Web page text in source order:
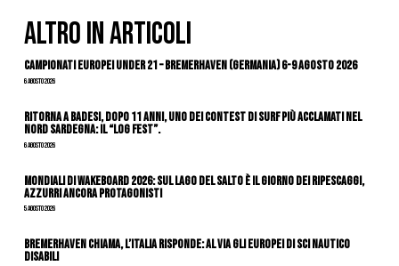
ALTRO IN ARTICOLI
Campionati Europei Under 21 – Bremerhaven (Germania) 6-9 agosto 2026
6 Agosto 2026
Ritorna a Badesi, dopo 11 anni, uno dei contest di surf più acclamati nel
nord Sardegna: il “Log Fest”.
6 Agosto 2026
Mondiali di Wakeboard 2026: sul Lago del Salto è il giorno dei ripescaggi,
azzurri ancora protagonisti
5 Agosto 2026
Bremerhaven chiama, l’Italia risponde: al via gli Europei di Sci Nautico
Disabili